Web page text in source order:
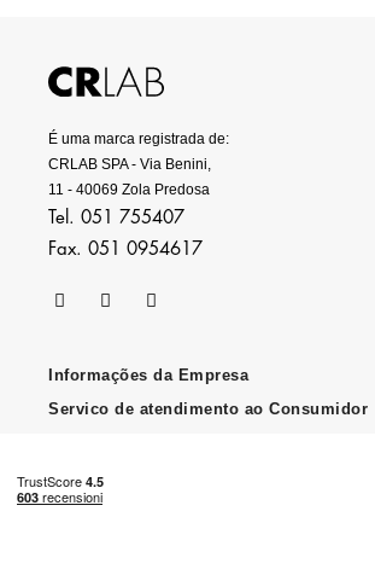
É uma marca registrada de:
CRLAB SPA - Via Benini,
11 - 40069 Zola Predosa
Tel. 051 755407
Fax. 051 0954617
Informações da Empresa
Servico de atendimento ao Consumidor